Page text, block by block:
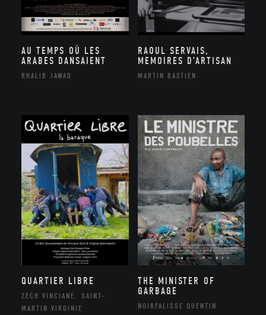
AU TEMPS OÙ LES
ARABES DANSAIENT
RHALIB JAWAD
RAOUL SERVAIS,
MEMOIRES D’ARTISAN
MARTIN BASTIEN
QUARTIER LIBRE
ZECH VINCIANE, SAINT-
MARTIN VIRGINIE
THE MINISTER OF
GARBAGE
NOIRFALISSE QUENTIN